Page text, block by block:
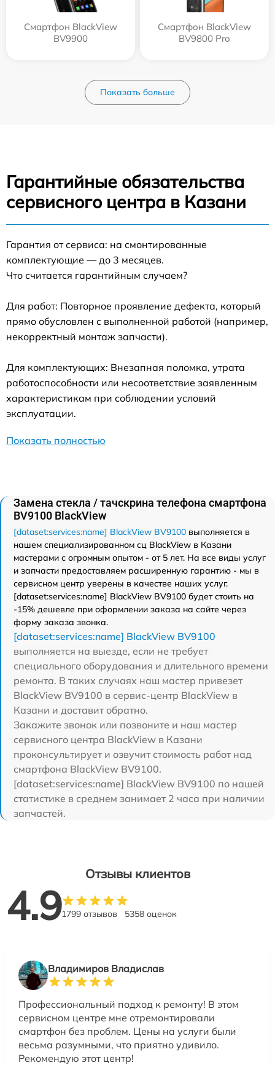
Смартфон BlackView
BV9900
Смартфон BlackView
BV9800 Pro
Показать больше
Гарантийные обязательства
сервисного центра в Казани
Гарантия от сервиса: на смонтированные
комплектующие — до 3 месяцев.
Что считается гарантийным случаем?
Для работ: Повторное проявление дефекта, который
прямо обусловлен с выполненной работой (например,
некорректный монтаж запчасти).
Для комплектующих: Внезапная поломка, утрата
работоспособности или несоответствие заявленным
характеристикам при соблюдении условий
эксплуатации.
Показать полностью
Замена стекла / тачскрина телефона смартфона
BV9100 BlackView
[dataset:services:name] BlackView BV9100 выполняется в
нашем специализированном сц BlackView в Казани
мастерами с огромным опытом - от 5 лет. На все виды услуг
и запчасти предоставляем расширенную гарантию - мы в
сервисном центр уверены в качестве наших услуг.
[dataset:services:name] BlackView BV9100 будет стоить на
-15% дешевле при оформлении заказа на сайте через
форму заказа звонка.
[dataset:services:name] BlackView BV9100
выполняется на выезде, если не требует
специального оборудования и длительного времени
ремонта. В таких случаях наш мастер привезет
BlackView BV9100 в сервис-центр BlackView в
Казани и доставит обратно.
Закажите звонок или позвоните и наш мастер
сервисного центра BlackView в Казани
проконсультирует и озвучит стоимость работ над
смартфона BlackView BV9100.
[dataset:services:name] BlackView BV9100 по нашей
статистике в среднем занимает 2 часа при наличии
запчастей.
Отзывы клиентов
4.91799 отзывов 5358 оценок
Владимиров Владислав
Профессиональный подход к ремонту! В этом
сервисном центре мне отремонтировали
смартфон без проблем. Цены на услуги были
весьма разумными, что приятно удивило.
Рекомендую этот центр!